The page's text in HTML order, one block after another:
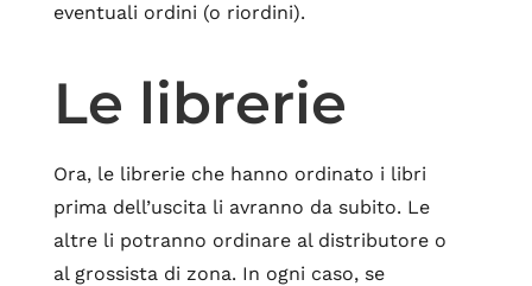
eventuali ordini (o riordini).
Le librerie
Ora, le librerie che hanno ordinato i libri
prima dell’uscita li avranno da subito. Le
altre li potranno ordinare al distributore o
al grossista di zona. In ogni caso, se